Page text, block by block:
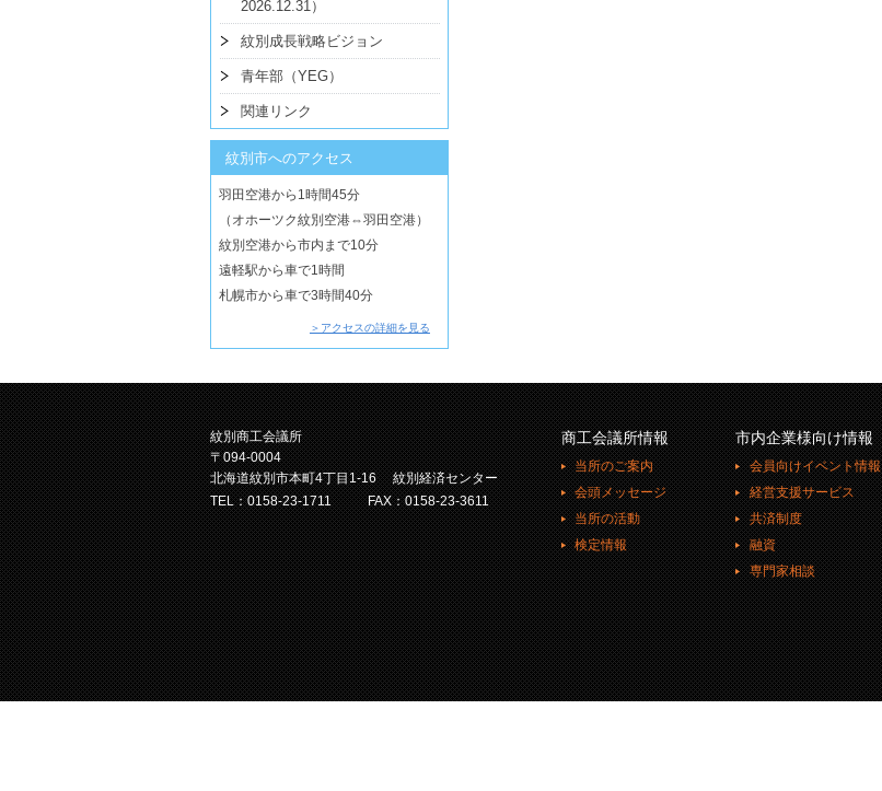
2026.12.31）
紋別成長戦略ビジョン
青年部（YEG）
関連リンク
紋別市へのアクセス
羽田空港から1時間45分
（オホーツク紋別空港⇔羽田空港）
紋別空港から市内まで10分
遠軽駅から車で1時間
札幌市から車で3時間40分
＞アクセスの詳細を見る
紋別商工会議所
〒094-0004
北海道紋別市本町4丁目1-16 紋別経済センター
TEL：0158-23-1711
FAX：0158-23-3611
商工会議所情報
当所のご案内
会頭メッセージ
当所の活動
検定情報
市内企業様向け情報
会員向けイベント情報
経営支援サービス
共済制度
融資
専門家相談